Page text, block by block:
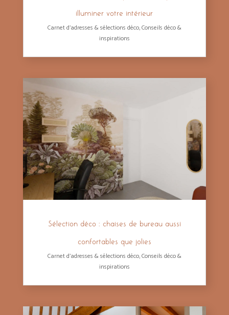
illuminer votre intérieur
Carnet d'adresses & sélections déco,Conseils déco &
inspirations
Sélection déco : chaises de bureau aussi
confortables que jolies
Carnet d'adresses & sélections déco,Conseils déco &
inspirations